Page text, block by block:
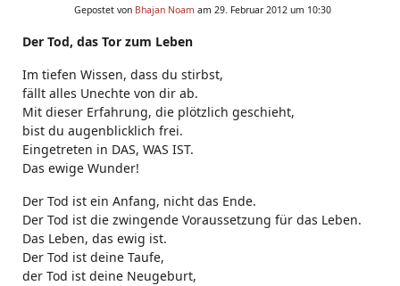
Gepostet von Bhajan Noam am 29. Februar 2012 um 10:30
Der Tod, das Tor zum Leben
Im tiefen Wissen, dass du stirbst,
fällt alles Unechte von dir ab.
Mit dieser Erfahrung, die plötzlich geschieht,
bist du augenblicklich frei.
Eingetreten in DAS, WAS IST.
Das ewige Wunder!
Der Tod ist ein Anfang, nicht das Ende.
Der Tod ist die zwingende Voraussetzung für das Leben.
Das Leben, das ewig ist.
Der Tod ist deine Taufe,
der Tod ist deine Neugeburt,